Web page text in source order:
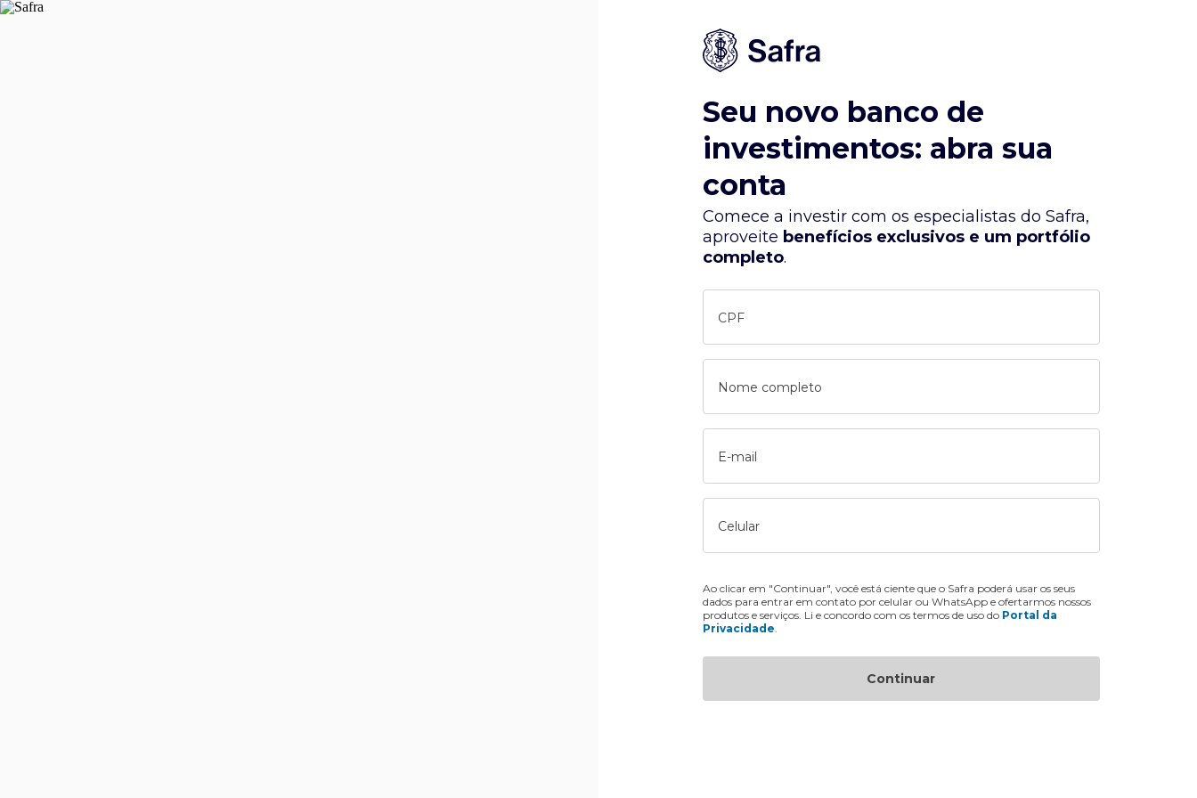
Seu novo banco de
investimentos: abra sua
conta
Comece a investir com os especialistas do Safra,
aproveite benefícios exclusivos e um portfólio
completo.
CPF
Nome completo
E-mail
Celular
Ao clicar em "Continuar", você está ciente que o Safra poderá usar os seus
dados para entrar em contato por celular ou WhatsApp e ofertarmos nossos
produtos e serviços. Li e concordo com os termos de uso do Portal da
Privacidade
Continuar